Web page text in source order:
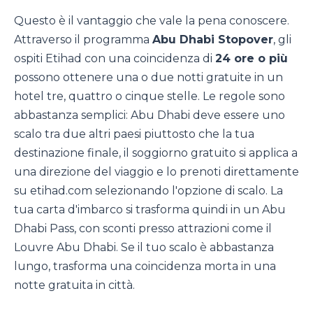
Questo è il vantaggio che vale la pena conoscere.
Attraverso il programma Abu Dhabi Stopover, gli
ospiti Etihad con una coincidenza di 24 ore o più
possono ottenere una o due notti gratuite in un
hotel tre, quattro o cinque stelle. Le regole sono
abbastanza semplici: Abu Dhabi deve essere uno
scalo tra due altri paesi piuttosto che la tua
destinazione finale, il soggiorno gratuito si applica a
una direzione del viaggio e lo prenoti direttamente
su etihad.com selezionando l'opzione di scalo. La
tua carta d'imbarco si trasforma quindi in un Abu
Dhabi Pass, con sconti presso attrazioni come il
Louvre Abu Dhabi. Se il tuo scalo è abbastanza
lungo, trasforma una coincidenza morta in una
notte gratuita in città.